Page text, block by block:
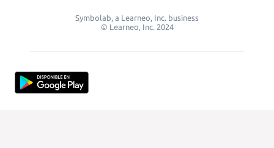
Symbolab, a Learneo, Inc. business
© Learneo, Inc. 2024